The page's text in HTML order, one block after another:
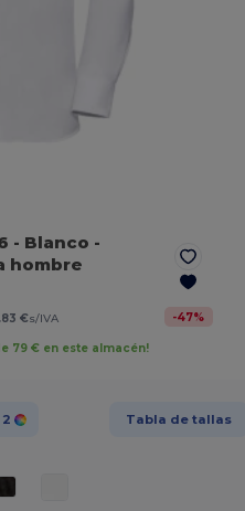
- Blanco -
hombre
€s/IVA -47%
79 € en este almacén!
2 Tabla de tallas